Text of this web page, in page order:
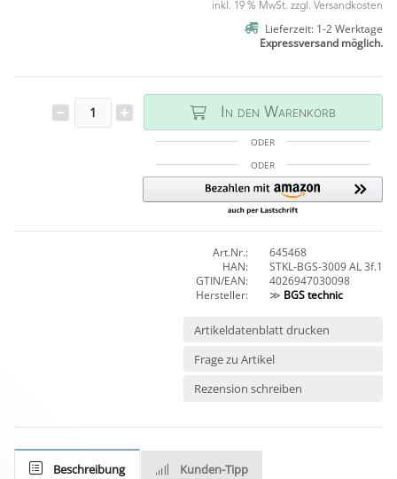
inkl. 19 % MwSt. zzgl. Versandkosten
Lieferzeit: 1-2 Werktage
Expressversand möglich.
In den Warenkorb
ODER
ODER
Art.Nr.:
645468
HAN:
STKL-BGS-3009 AL 3f.1
GTIN/EAN:
4026947030098
Hersteller:
≫ BGS technic
Artikeldatenblatt drucken
Frage zu Artikel
Rezension schreiben
Beschreibung Kunden-Tipp